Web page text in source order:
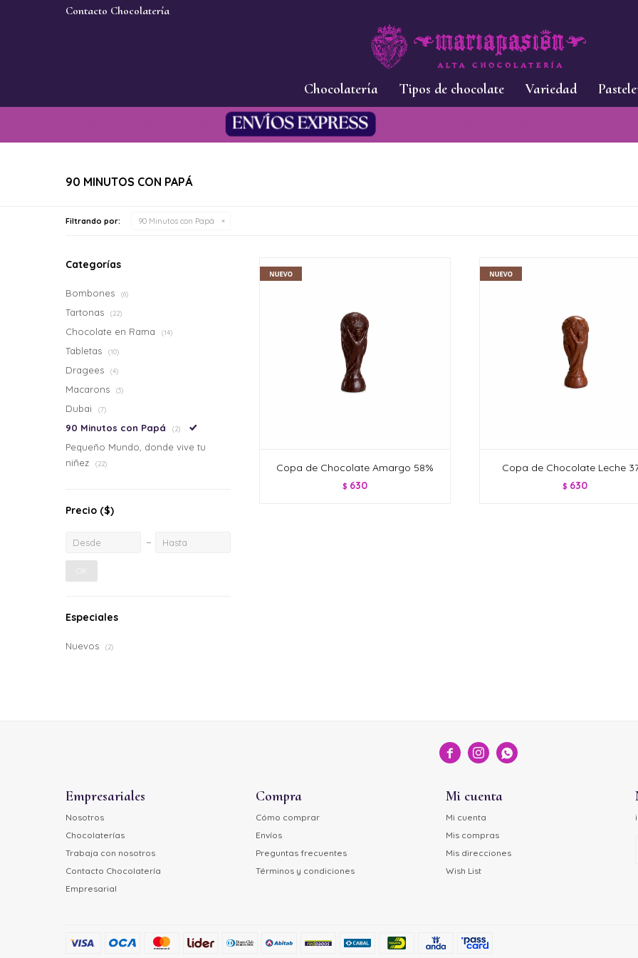
Chocolatería Tipos de chocolate Variedad
Contacto Chocolatería
90 MINUTOS CON PAPÁ
Filtrando por: 90 Minutos con Papá
Copa de Chocolate Amargo 58%
$ 630
Copa de Chocolate Leche
$ 630
Categorías
Bombones (6)
Tartonas (22)
Chocolate en Rama (14)
Tabletas (10)
Dragees (4)
Macarons (3)
Dubai (7)
90 Minutos con Papá (2)
Pequeño Mundo, donde vive tu
niñez
(22)
Precio ($)
Especiales
Nuevos (2)
  
Empresariales
Nosotros
Chocolaterías
Trabaja con nosotros
Contacto Chocolatería
Empresarial
Compra
Cómo comprar
Envíos
Preguntas frecuentes
Términos y condiciones
Mi cuenta
Mi cuenta
Mis compras
Mis direcciones
Wish List